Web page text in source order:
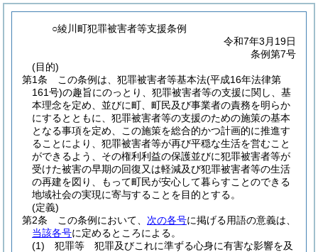
○綾川町犯罪被害者等支援条例
令和7年3月19日
条例第7号
(目的)
第1条
この条例は、犯罪被害者等基本法(平成16年法律第
161号)の趣旨にのっとり、犯罪被害者等の支援に関し、基
本理念を定め、並びに町、町民及び事業者の責務を明らか
にするとともに、犯罪被害者等の支援のための施策の基本
となる事項を定め、この施策を総合的かつ計画的に推進す
ることにより、犯罪被害者等が再び平穏な生活を営むこと
ができるよう、その権利利益の保護並びに犯罪被害者等が
受けた被害の早期の回復又は軽減及び犯罪被害者等の生活
の再建を図り、もって町民が安心して暮らすことのできる
地域社会の実現に寄与することを目的とする。
(定義)
第2条
この条例において、 次の各号に掲げる用語の意義は、
当該各号に定めるところによる。
(1)
犯罪等 犯罪及びこれに準ずる心身に有害な影響を及